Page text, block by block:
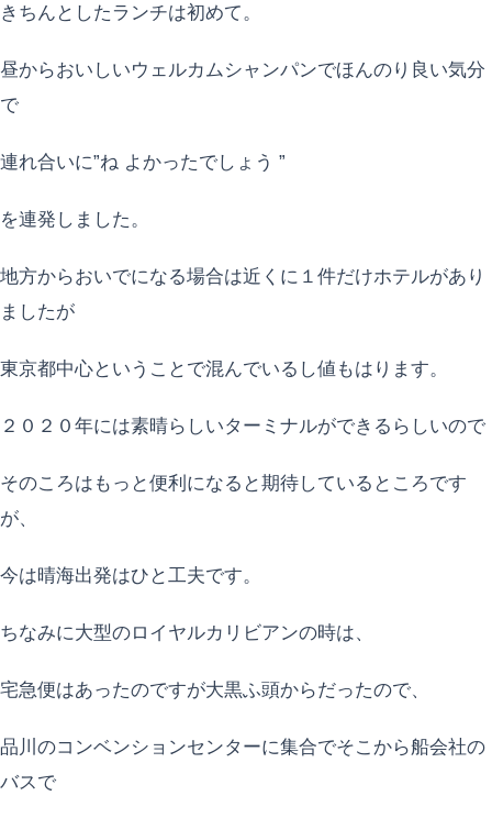
きちんとしたランチは初めて。
昼からおいしいウェルカムシャンパンでほんのり良い気分
で
連れ合いに”ね よかったでしょう ”
を連発しました。
地方からおいでになる場合は近くに１件だけホテルがあり
ましたが
東京都中心ということで混んでいるし値もはります。
２０２０年には素晴らしいターミナルができるらしいので
そのころはもっと便利になると期待しているところです
が、
今は晴海出発はひと工夫です。
ちなみに大型のロイヤルカリビアンの時は、
宅急便はあったのですが大黒ふ頭からだったので、
品川のコンベンションセンターに集合でそこから船会社の
バスで